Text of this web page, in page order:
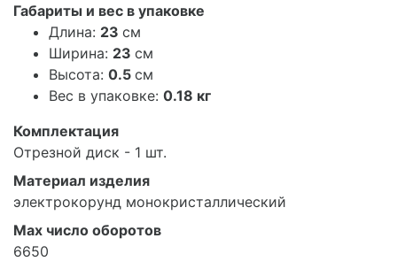
Габариты и вес в упаковке
Длина: 23 см
Ширина: 23 см
Высота: 0.5 см
Вес в упаковке: 0.18 кг
Комплектация
Отрезной диск - 1 шт.
Материал изделия
электрокорунд монокристаллический
Max число оборотов
6650